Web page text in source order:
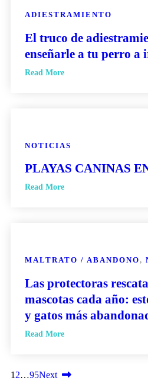
ADIESTRAMIENTO
El truco de
enseñarle a tu perro a
Read More
NOTICIAS
PLAYAS CANINAS
Read More
MALTRATO / ABANDONO,
Las protectoras
mascotas cada año:
y gatos más
Read More
1 2…95Next